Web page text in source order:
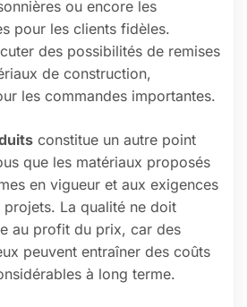
ou encore les
pour les clients fidèles.
des possibilités de remises
de construction,
les commandes importantes.
constitue un autre point
que les matériaux proposés
en vigueur et aux exigences
La qualité ne doit
au profit du prix, car des
peuvent entraîner des coûts
à long terme.